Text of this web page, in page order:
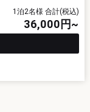
1泊2名様 合計(税込)
36,000 円~